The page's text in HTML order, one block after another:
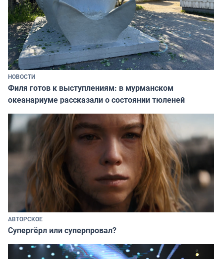
НОВОСТИ
Филя готов к выступлениям: в мурманском
океанариуме рассказали о состоянии тюленей
АВТОРСКОЕ
Супергёрл или суперпровал?